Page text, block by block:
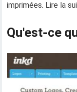
imprimées. Lire la
Qu'est-ce